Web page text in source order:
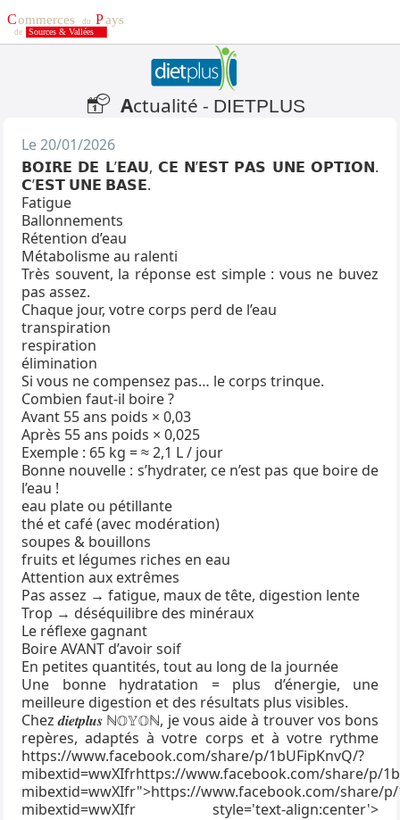
Actualité - DIETPLUS
Le 20/01/2026
𝗕𝗢𝗜𝗥𝗘 𝗗𝗘 𝗟’𝗘𝗔𝗨, 𝗖𝗘 𝗡’𝗘𝗦𝗧 𝗣𝗔𝗦 𝗨𝗡𝗘 𝗢𝗣𝗧𝗜𝗢𝗡.
𝗖’𝗘𝗦𝗧 𝗨𝗡𝗘 𝗕𝗔𝗦𝗘.
Fatigue
Ballonnements
Rétention d’eau
Métabolisme au ralenti
Très souvent, la réponse est simple : vous ne buvez
pas assez.
Chaque jour, votre corps perd de l’eau
transpiration
respiration
élimination
Si vous ne compensez pas… le corps trinque.
Combien faut-il boire ?
Avant 55 ans poids × 0,03
Après 55 ans poids × 0,025
Exemple : 65 kg = ≈ 2,1 L / jour
Bonne nouvelle : s’hydrater, ce n’est pas que boire de
l’eau !
eau plate ou pétillante
thé et café (avec modération)
soupes & bouillons
fruits et légumes riches en eau
Attention aux extrêmes
Pas assez → fatigue, maux de tête, digestion lente
Trop → déséquilibre des minéraux
Le réflexe gagnant
Boire AVANT d’avoir soif
En petites quantités, tout au long de la journée
Une bonne hydratation = plus d’énergie, une
meilleure digestion et des résultats plus visibles.
Chez 𝒅𝒊𝒆𝒕𝒑𝒍𝒖𝒔 ℕ𝕆𝕐𝕆ℕ, je vous aide à trouver vos bons
repères, adaptés à votre corps et à votre rythme
https://www.facebook.com/share/p/1bUFipKnvQ/?
mibextid=wwXIfrhttps://www.facebook.com/share/p/
mibextid=wwXIfr">https://www.facebook.com/share/p/
mibextid=wwXIfr style='text-align:center'>